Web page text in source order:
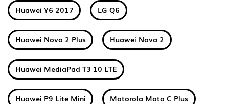
Huawei Y6 2017 LG Q6
Huawei Nova 2 Plus Huawei Nova 2
Huawei MediaPad T3 10 LTE
Huawei P9 Lite Mini Motorola Moto C Plus